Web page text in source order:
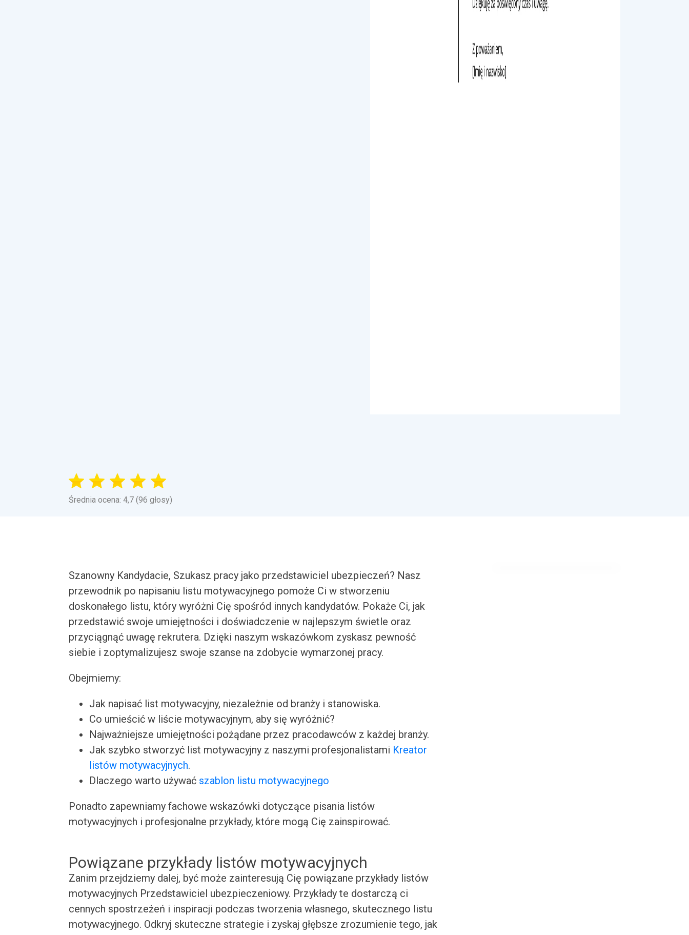
Średnia ocena: 4,7 (96 głosy)
Szanowny Kandydacie, Szukasz pracy jako przedstawiciel ubezpieczeń? Nasz
przewodnik po napisaniu listu motywacyjnego pomoże Ci w stworzeniu
doskonałego listu, który wyróżni Cię spośród innych kandydatów. Pokaże Ci, jak
przedstawić swoje umiejętności i doświadczenie w najlepszym świetle oraz
przyciągnąć uwagę rekrutera. Dzięki naszym wskazówkom zyskasz pewność
siebie i zoptymalizujesz swoje szanse na zdobycie wymarzonej pracy.
Obejmiemy:
Jak napisać list motywacyjny, niezależnie od branży i stanowiska.
Co umieścić w liście motywacyjnym, aby się wyróżnić?
Najważniejsze umiejętności pożądane przez pracodawców z każdej branży.
Jak szybko stworzyć list motywacyjny z naszymi profesjonalistami Kreator
listów motywacyjnych.
Dlaczego warto używać szablon listu motywacyjnego
Ponadto zapewniamy fachowe wskazówki dotyczące pisania listów
motywacyjnych i profesjonalne przykłady, które mogą Cię zainspirować.
Powiązane przykłady listów motywacyjnych
Zanim przejdziemy dalej, być może zainteresują Cię powiązane przykłady listów
motywacyjnych Przedstawiciel ubezpieczeniowy. Przykłady te dostarczą ci
cennych spostrzeżeń i inspiracji podczas tworzenia własnego, skutecznego listu
motywacyjnego. Odkryj skuteczne strategie i zyskaj głębsze zrozumienie tego, jak